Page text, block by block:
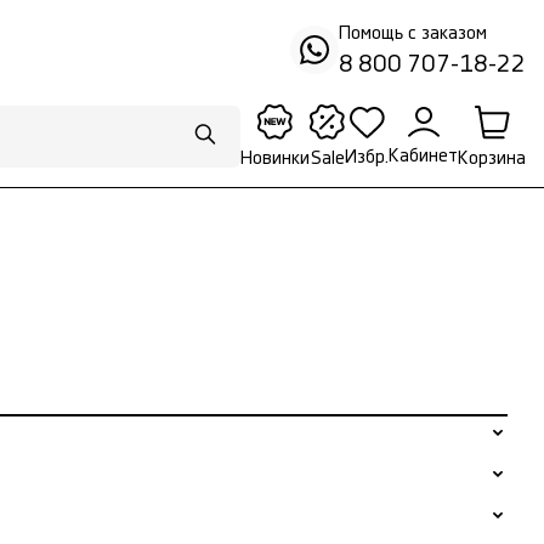
Помощь с заказом
8 800 707-18-22
НовинкиSale Избр. Кабинет Корзина